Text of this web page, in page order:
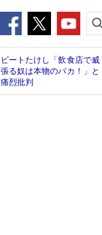
ビートたけし「飲食店で威
張る奴は本物のバカ！」と
痛烈批判